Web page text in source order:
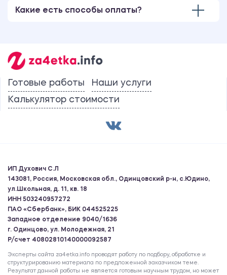
Какие есть способы оплаты?
Готовые работы
Наши услуги
Калькулятор стоимости
ИП Духович С.Л
143081, Россия, Московская обл., Одинцовский р-н, с.Юдино,
ул.Школьная, д. 11, кв. 18
ИНН 503240957272
ПАО «Сбербанк», БИК 044525225
Западное отделение 9040/1636
г. Одинцово, ул. Молодежная, 21
Р/счет 40802810140000092587
Эксперты сайта za4etka.info проводят работу по подбору, обработке и
структурированию материала по предложенной заказчиком теме.
Результат данной работы не является готовым научным трудом, но может